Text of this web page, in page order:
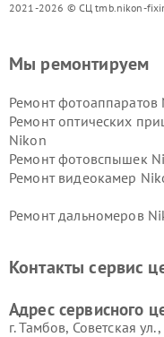
2021-2026 © СЦ tmb.nikon-
Мы ремонтируем
Ремонт фотоаппаратов
Ремонт оптических
Nikon
Ремонт фотовспышек
Ремонт видеокамер
Ремонт дальномеров
Контакты сервис
Адрес сервисного
г. Тамбов, Советская